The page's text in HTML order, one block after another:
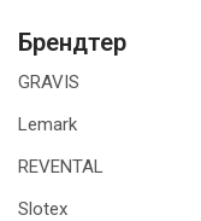
Брендтер
GRAVIS
Lemark
REVENTAL
Slotex